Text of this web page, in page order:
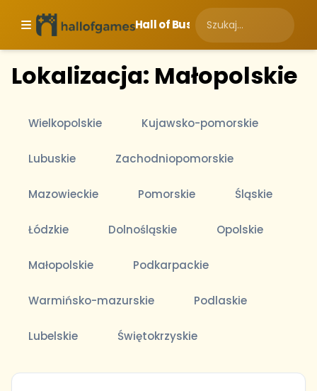
Hall of Business
Lokalizacja: Małopolskie
Wielkopolskie Kujawsko-pomorskie
Lubuskie Zachodniopomorskie
Mazowieckie Pomorskie Śląskie
Łódzkie Dolnośląskie Opolskie
Małopolskie Podkarpackie
Warmińsko-mazurskie Podlaskie
Lubelskie Świętokrzyskie